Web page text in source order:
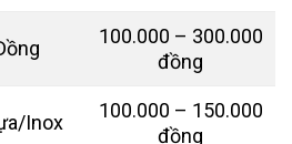
100.000 – 300.000
đồng
Inox
100.000 – 150.000
đồng